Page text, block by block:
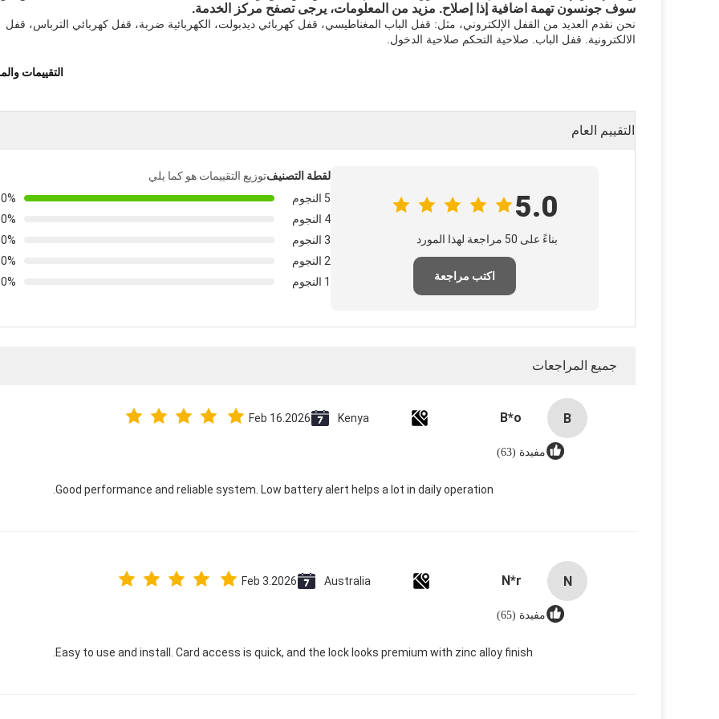
سوف جونسون تهمة اضافية إذا إصلاح. مزيد من المعلومات، يرجى تصفح مركز الخدمة.
نحن نقدم العديد من القفل الإلكتروني، مثل: قفل الباب المغناطيسي، قفل كهربائي ديدبولت، الكهربائية ضربة، قفل كهربائي الترباس، قفل
الالكترونية.
قفل الباب. صلاحية التحكم صلاحية الدخول.
التقييمات
التقييم العام
5.0
بناءً على 50 مراجعة لهذا المورد
اكتب مراجعة
لقطة التصنيفتوزيع التقييمات هو كما يلي
5 النجوم
4 النجوم
0%
3 النجوم
0%
2 النجوم
0%
1 النجوم
0%
جميع المراجعات
B
B*o
Kenya
Feb 16.2026
مفيدة (63)
Good performance and reliable system. Low battery alert helps a lot in daily operation.
N
N*r
Australia
Feb 3.2026
مفيدة (65)
Easy to use and install. Card access is quick, and the lock looks premium with zinc alloy finish.